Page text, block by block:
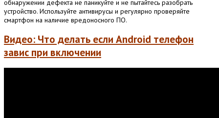
обнаружении дефекта не паникуйте и не пытайтесь разобрать
устройство. Используйте антивирусы и регулярно проверяйте
смартфон на наличие вредоносного ПО.
Видео: Что делать если Android телефон
завис при включении